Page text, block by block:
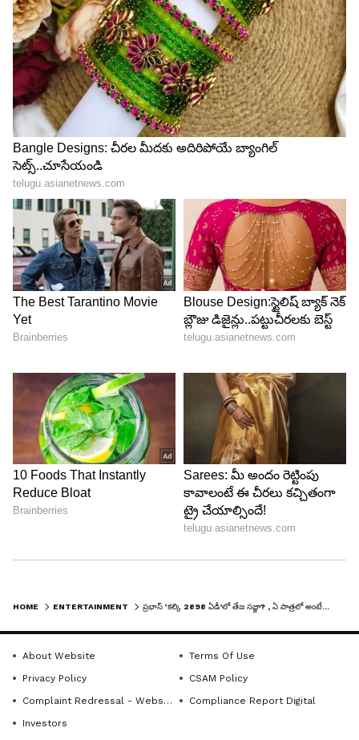
HOME ENTERTAINMENT ప్రభాస్ ‘కల్కి 2898 ఏడీ’లో తేజ సజ్జా? , ఏ పాత్రలో అంటే...
About Website
Terms Of Use
Privacy Policy
CSAM Policy
Complaint Redressal - Website
Compliance Report Digital
Investors